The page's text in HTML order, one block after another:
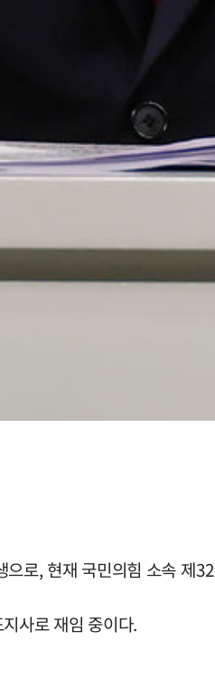
로, 현재 국민의힘 소속 제
사로 재임 중이다.